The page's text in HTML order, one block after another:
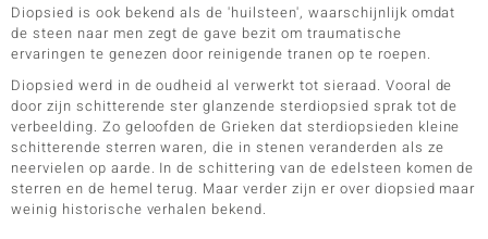
Diopsied is ook bekend als de 'huilsteen', waarschijnlijk omdat
de steen naar men zegt de gave bezit om traumatische
ervaringen te genezen door reinigende tranen op te roepen.
Diopsied werd in de oudheid al verwerkt tot sieraad. Vooral de
door zijn schitterende ster glanzende sterdiopsied sprak tot de
verbeelding. Zo geloofden de Grieken dat sterdiopsieden kleine
schitterende sterren waren, die in stenen veranderden als ze
neervielen op aarde. In de schittering van de edelsteen komen de
sterren en de hemel terug. Maar verder zijn er over diopsied maar
weinig historische verhalen bekend.